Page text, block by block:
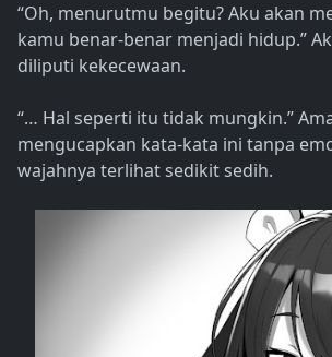
“Oh, menurutmu begitu? Aku akan
kamu benar-benar menjadi hidup.”
diliputi kekecewaan.
“… Hal seperti itu tidak mungkin.”
mengucapkan kata-kata ini tanpa
wajahnya terlihat sedikit sedih.